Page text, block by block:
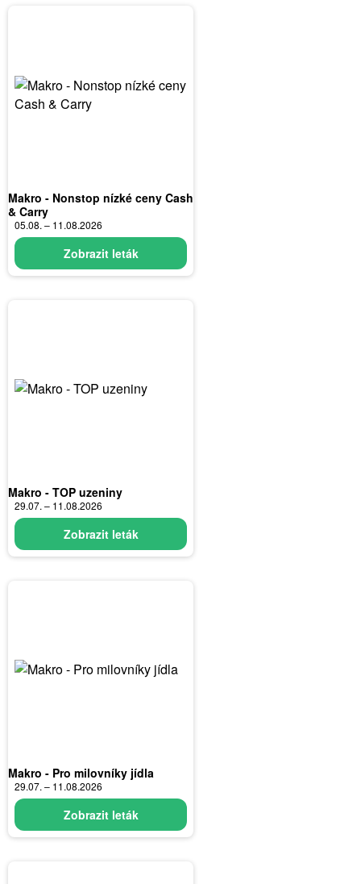
Makro - Nonstop nízké ceny Cash
& Carry
05.08. – 11.08.2026
Zobrazit leták
Makro - TOP uzeniny
29.07. – 11.08.2026
Zobrazit leták
Makro - Pro milovníky jídla
29.07. – 11.08.2026
Zobrazit leták